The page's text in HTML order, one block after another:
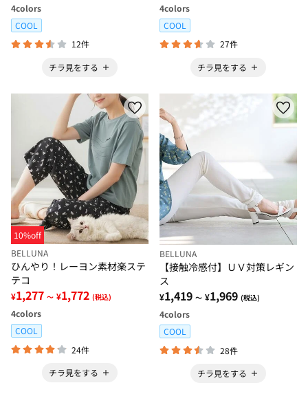
4colors
COOL
12件
チラ見をする
4colors
COOL
27件
チラ見をする
10%off
BELLUNA
ひんやり！レーヨン素材楽ステ
テコ
¥1,277 ～ ¥1,772 (税込)
4colors
COOL
24件
チラ見をする
BELLUNA
【接触冷感付】ＵＶ対策レギン
ス
¥1,419 ～ ¥1,969 (税込)
4colors
COOL
28件
チラ見をする